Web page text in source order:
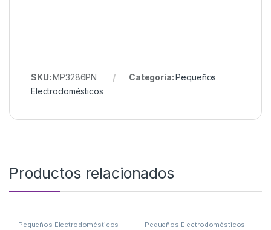
SKU:MP3286PN Categoría:Pequeños
Electrodomésticos
Productos relacionados
Pequeños Electrodomésticos Pequeños Electrodomésticos